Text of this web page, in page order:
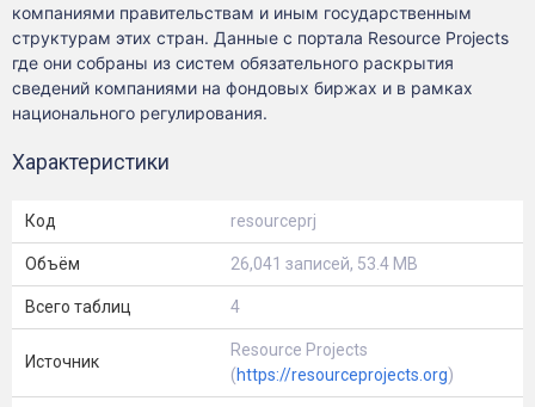
компаниями правительствам и иным государственным
структурам этих стран. Данные с портала Resource Projects
где они собраны из систем обязательного раскрытия
сведений компаниями на фондовых биржах и в рамках
национального регулирования.
Характеристики
Код resourceprj
Объём 26,041 записей, 53.4 MB
Всего таблиц 4
Источник
Resource Projects
(https://resourceprojects.org)